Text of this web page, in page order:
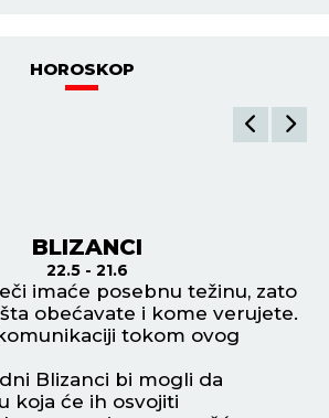
HOROSKOP
BLIZANCI
22.5 - 21.6
imaće posebnu težinu, zato
obećavate i kome verujete.
tokom ovog
Blizanci bi mogli da
koja će ih osvojiti